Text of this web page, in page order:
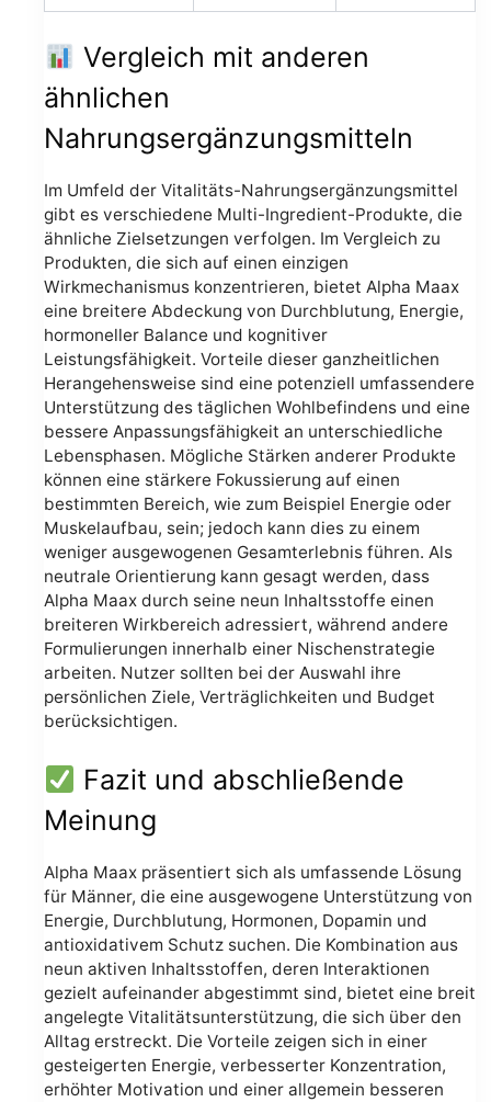
Vergleich mit anderen
ähnlichen
Nahrungsergänzungsmitteln
Im Umfeld der Vitalitäts-Nahrungsergänzungsmittel
gibt es verschiedene Multi-Ingredient-Produkte, die
ähnliche Zielsetzungen verfolgen. Im Vergleich zu
Produkten, die sich auf einen einzigen
Wirkmechanismus konzentrieren, bietet Alpha Maax
eine breitere Abdeckung von Durchblutung, Energie,
hormoneller Balance und kognitiver
Leistungsfähigkeit. Vorteile dieser ganzheitlichen
Herangehensweise sind eine potenziell umfassendere
Unterstützung des täglichen Wohlbefindens und eine
bessere Anpassungsfähigkeit an unterschiedliche
Lebensphasen. Mögliche Stärken anderer Produkte
können eine stärkere Fokussierung auf einen
bestimmten Bereich, wie zum Beispiel Energie oder
Muskelaufbau, sein; jedoch kann dies zu einem
weniger ausgewogenen Gesamterlebnis führen. Als
neutrale Orientierung kann gesagt werden, dass
Alpha Maax durch seine neun Inhaltsstoffe einen
breiteren Wirkbereich adressiert, während andere
Formulierungen innerhalb einer Nischenstrategie
arbeiten. Nutzer sollten bei der Auswahl ihre
persönlichen Ziele, Verträglichkeiten und Budget
berücksichtigen.
Fazit und abschließende
Meinung
Alpha Maax präsentiert sich als umfassende Lösung
für Männer, die eine ausgewogene Unterstützung von
Energie, Durchblutung, Hormonen, Dopamin und
antioxidativem Schutz suchen. Die Kombination aus
neun aktiven Inhaltsstoffen, deren Interaktionen
gezielt aufeinander abgestimmt sind, bietet eine breit
angelegte Vitalitätsunterstützung, die sich über den
Alltag erstreckt. Die Vorteile zeigen sich in einer
gesteigerten Energie, verbesserter Konzentration,
erhöhter Motivation und einer allgemein besseren